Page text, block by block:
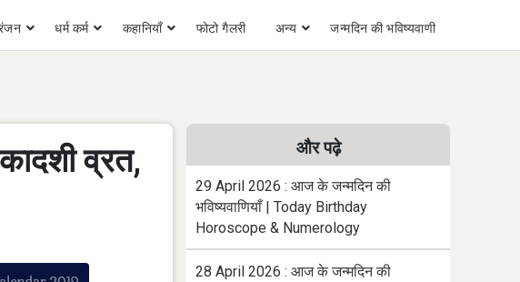
धर्म कर्म कहानियाँ फोटो गैलरी अन्य जन्मदिन की भविष्यवाणी
व्रत,
और पढ़े
29 April 2026 : आज के जन्मदिन की
भविष्यवाणियाँ | Today Birthday
Horoscope & Numerology
28 April 2026 : आज के जन्मदिन की